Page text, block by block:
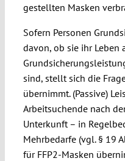
gestellten Masken
Sofern Personen
davon, ob sie ihr Leben
sind, stellt sich die
übernimmt. (Passive)
Arbeitsuchende nach
Unterkunft – in
Mehrbedarfe (vgl. § 19
für FFP2-Masken